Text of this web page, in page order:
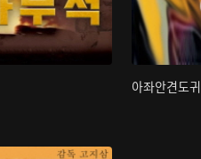
아좌안견도귀